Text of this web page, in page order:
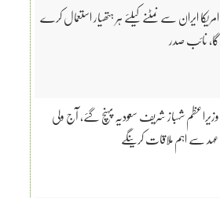
امریکا ایران سے نمٹنے کیلئے ہر ہتھیار استعمال کرے
گا، نائب صدر
وزیراعظم شہباز شریف سعودیہ پہنچ گئے، آج ولی
عہد سے اہم ملاقات کرینگے